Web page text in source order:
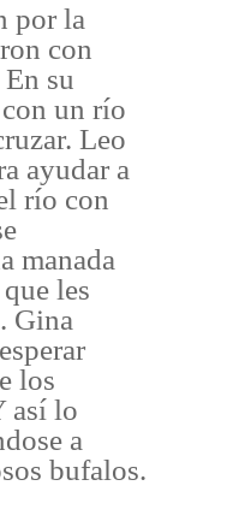
por la
con
su
un río
Leo
ayudar a
río con
manada
les
Gina
los
así lo
a
bufalos.